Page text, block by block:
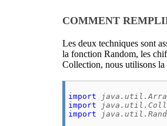
COMMENT
Les deux techniques sont
la fonction Random, les
Collection, nous utilisons la
import
import
import